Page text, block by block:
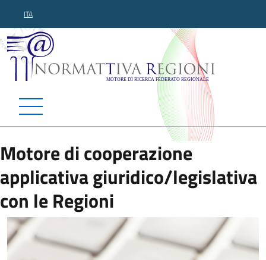
ITA
Normattiva Regioni -
Motore di cooperazione
applicativa giuridico/legislativa
con le Regioni